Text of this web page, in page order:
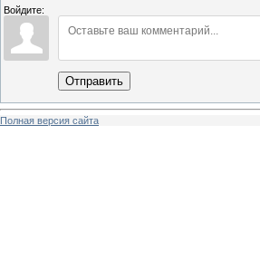
Войдите:
Отправить
Полная версия сайта